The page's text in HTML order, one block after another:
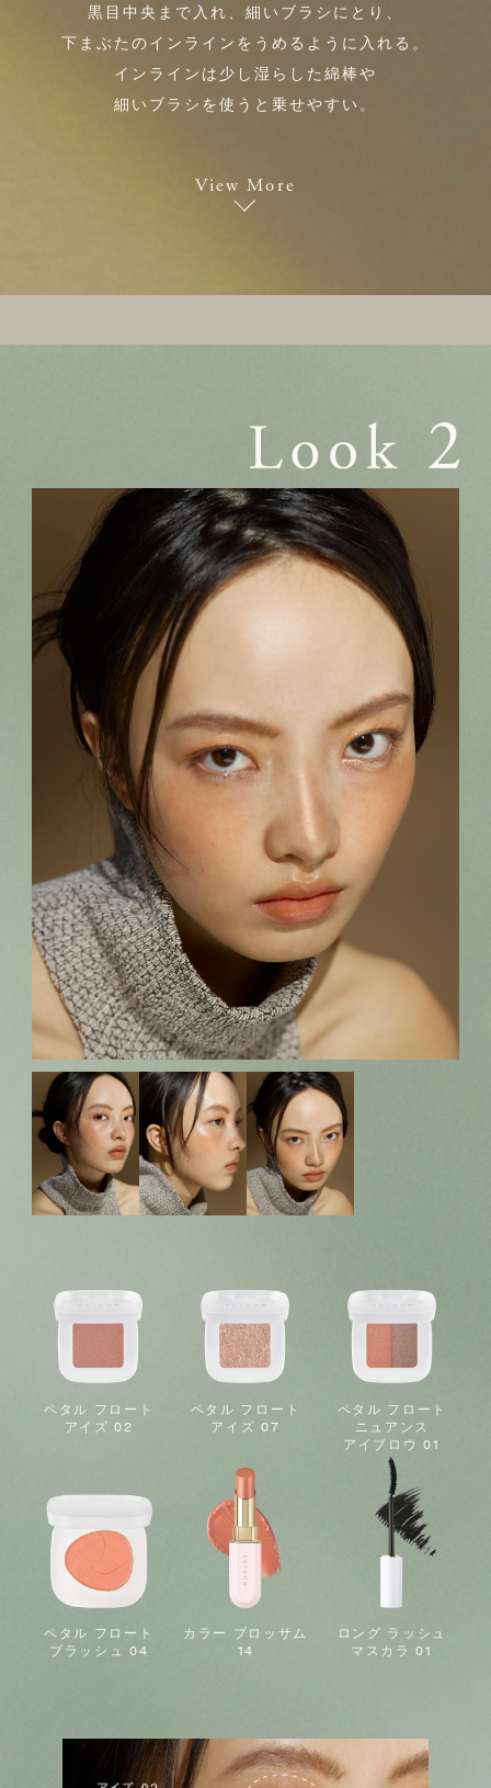
黒目中央まで入れ、細いブラシにとり、
下まぶたのインラインをうめるように入れる。
インラインは少し湿らした綿棒や
細いブラシを使うと乗せやすい。
View More
ペタル フロート
アイズ 02
ペタル フロート
アイズ 07
ペタル フロート
ニュアンス
アイブロウ 01
ペタル フロート
ブラッシュ 04
カラー ブロッサム
14
ロング ラッシュ
マスカラ 01